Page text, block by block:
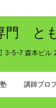
門 と
町 3-5-7 森本
講師プロ